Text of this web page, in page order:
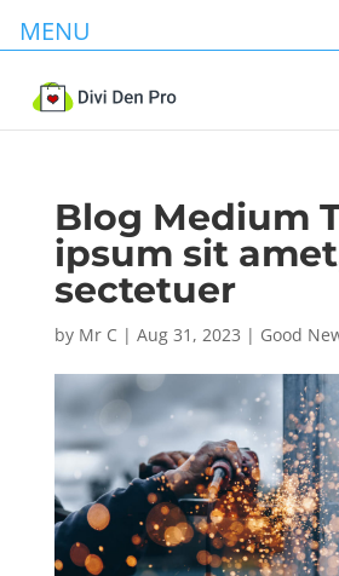
Blog Medium
ipsum sit
sectetuer
by Mr C | Aug 31, 2023 | Good
MENU